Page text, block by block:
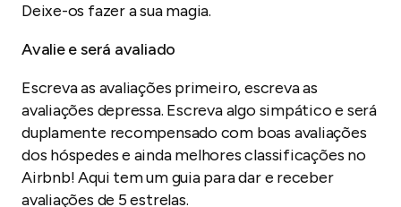
Deixe-os fazer a sua magia.
Avalie e será avaliado
Escreva as avaliações primeiro, escreva as
avaliações depressa. Escreva algo simpático e será
duplamente recompensado com boas avaliações
dos hóspedes e ainda melhores classificações no
Airbnb! Aqui tem um guia para dar e receber
avaliações de 5 estrelas.